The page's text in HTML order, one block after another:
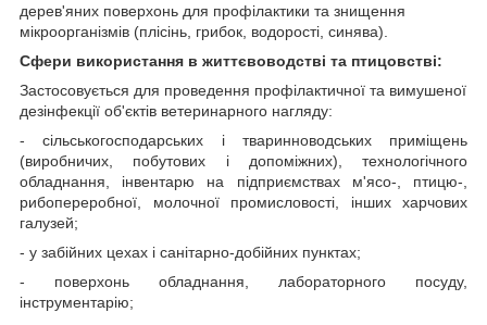
дерев'яних поверхонь для профілактики та знищення
мікроорганізмів (плісінь, грибок, водорості, синява).
Сфери використання в життєвоводстві та птицовстві:
Застосовується для проведення профілактичної та вимушеної
дезінфекції об'єктів ветеринарного нагляду:
- сільськогосподарських і тваринноводських приміщень
(виробничих, побутових і допоміжних), технологічного
обладнання, інвентарю на підприємствах м'ясо-, птицю-,
рибопереробної, молочної промисловості, інших харчових
галузей;
- у забійних цехах і санітарно-добійних пунктах;
- поверхонь обладнання, лабораторного посуду,
інструментарію;